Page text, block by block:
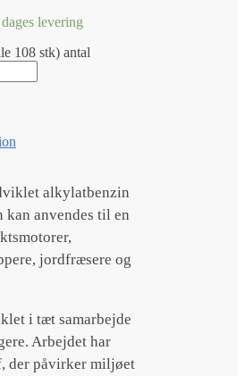
levering
108 stk) antal
alkylatbenzin
anvendes til en
jordfræsere og
i tæt samarbejde
Arbejdet har
der påvirker miljøet